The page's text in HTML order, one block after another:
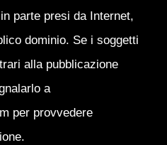
parte presi da Internet,
dominio. Se i soggetti
alla pubblicazione
a
per provvedere